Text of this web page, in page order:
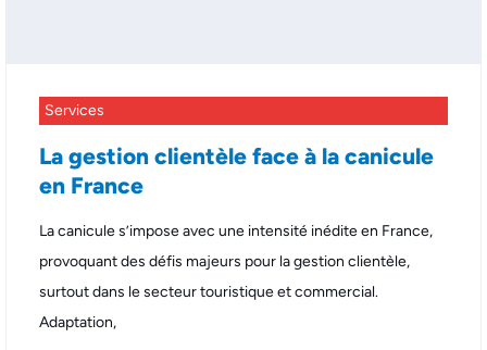
Services
La gestion clientèle face à la canicule
en France
La canicule s’impose avec une intensité inédite en France,
provoquant des défis majeurs pour la gestion clientèle,
surtout dans le secteur touristique et commercial.
Adaptation,